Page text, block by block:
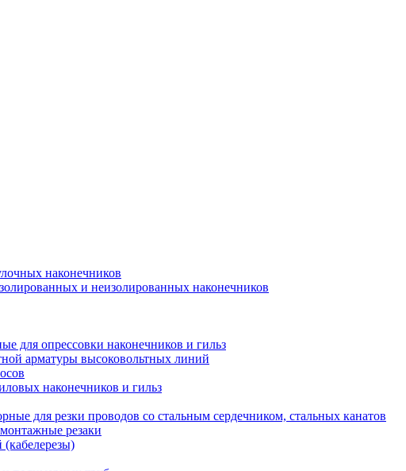
наконечников
и неизолированных наконечников
для опрессовки наконечников и гильз
арматуры высоковольтных линий
наконечников и гильз
для резки проводов со стальным сердечником, стальных канатов
резаки